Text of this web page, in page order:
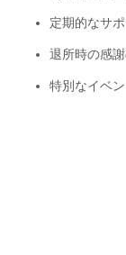
定期的なサ
退所時の感
特別なイベ